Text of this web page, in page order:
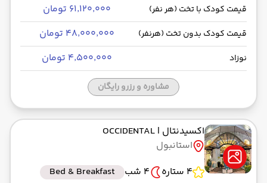
قیمت کودک با تخت (هر نفر) ۶۱٬۱۲۰٬۰۰۰ تومان
قیمت کودک بدون تخت (هرنفر) ۴۸٬۰۰۰٬۰۰۰ تومان
نوزاد ۴٬۵۰۰٬۰۰۰ تومان
مشاوره و رزرو رایگان
اکسیدنتال | OCCIDENTAL
استانبول
4 ستاره
4 شب Bed & Breakfast